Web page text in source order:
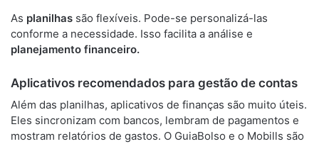
As planilhas são flexíveis. Pode-se personalizá-las
conforme a necessidade. Isso facilita a análise e
planejamento financeiro.
Aplicativos recomendados para gestão de contas
Além das planilhas, aplicativos de finanças são muito úteis.
Eles sincronizam com bancos, lembram de pagamentos e
mostram relatórios de gastos. O GuiaBolso e o Mobills são